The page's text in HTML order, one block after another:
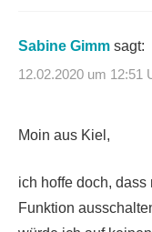
Sabine Gimm sagt:
12.02.2020 um 12:51
Moin aus Kiel,
ich hoffe doch,
Funktion